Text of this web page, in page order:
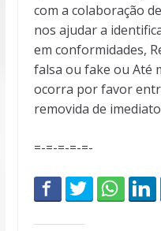
com a colaboração
nos ajudar a
em conformidades,
falsa ou fake ou Até
ocorra por favor
removida de
=-=-=-=-=-